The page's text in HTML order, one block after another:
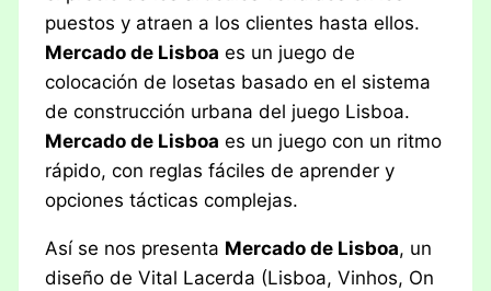
puestos y atraen a los clientes hasta ellos.
Mercado de Lisboa es un juego de
colocación de losetas basado en el sistema
de construcción urbana del juego Lisboa.
Mercado de Lisboa es un juego con un ritmo
rápido, con reglas fáciles de aprender y
opciones tácticas complejas.
Así se nos presenta Mercado de Lisboa, un
diseño de Vital Lacerda (Lisboa, Vinhos, On